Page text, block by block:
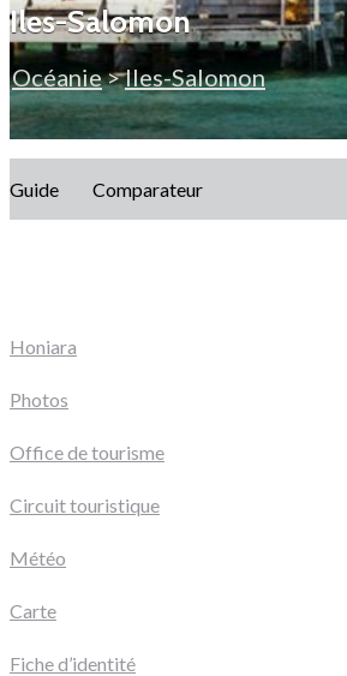
Iles-Salomon
Océanie>Iles-Salomon
Guide Comparateur
Honiara
Photos
Office de tourisme
Circuit touristique
Météo
Carte
Fiche d’identité